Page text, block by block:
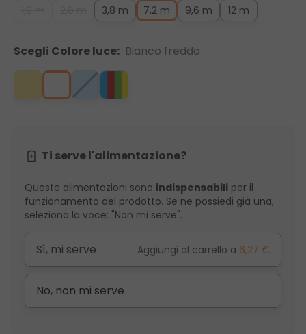
3,8 m 7,2 m 9,6 m 12 m
Scegli Colore luce: Bianco freddo
Ti serve l'alimentazione?
Queste alimentazioni sono indispensabili per il
funzionamento del prodotto. Se ne possiedi già una,
seleziona la voce: "Non mi serve".
Sì, mi serve Aggiungi al carrello a 6,27 €
No, non mi serve